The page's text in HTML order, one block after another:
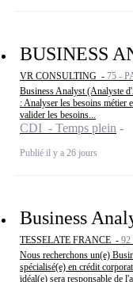
BUSINESS
VR CONSULTING - 75 -
Business Analyst (Analyste
: Analyser les besoins métier
valider les besoins...
CDI - Temps plein
Publié il y a 26 jours
Business
TESSELATE FRANCE - 92
Nous recherchons un(e)
spécialisé(e) en crédit
idéal(e) sera responsable de